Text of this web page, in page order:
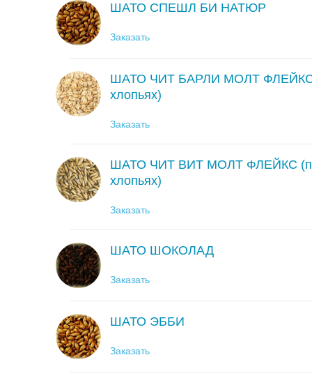
ШАТО СПЕШЛ БИ НАТЮР
Заказать
ШАТО ЧИТ БАРЛИ МОЛТ ФЛЕЙКС
хлопьях)
Заказать
ШАТО ЧИТ ВИТ МОЛТ ФЛЕЙКС
хлопьях)
Заказать
ШАТО ШОКОЛАД
Заказать
ШАТО ЭББИ
Заказать